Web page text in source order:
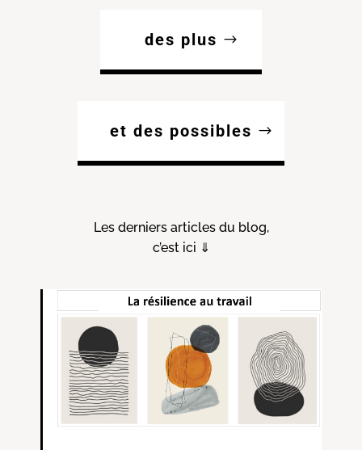
des plus
et des possibles
Les derniers articles du blog,
c’est ici ⇓